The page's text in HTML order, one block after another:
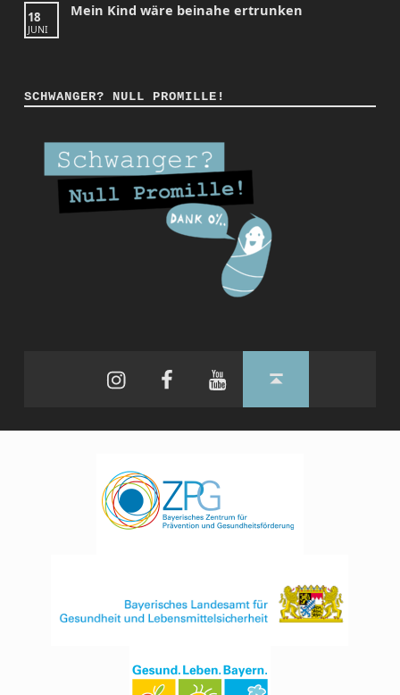
18
JUNI
Mein Kind wäre beinahe ertrunken
SCHWANGER? NULL PROMILLE!
FacebookYouTubeBack to top ↑